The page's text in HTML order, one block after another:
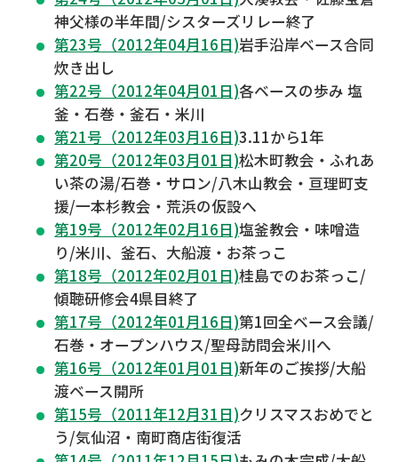
神父様の半年間/シスターズリレー終了
第23号（2012年04月16日)岩手沿岸ベース合同
炊き出し
第22号（2012年04月01日)各ベースの歩み 塩
釜・石巻・釜石・米川
第21号（2012年03月16日)3.11から1年
第20号（2012年03月01日)松木町教会・ふれあ
い茶の湯/石巻・サロン/八木山教会・亘理町支
援/一本杉教会・荒浜の仮設へ
第19号（2012年02月16日)塩釜教会・味噌造
り/米川、釜石、大船渡・お茶っこ
第18号（2012年02月01日)桂島でのお茶っこ/
傾聴研修会4県目終了
第17号（2012年01月16日)第1回全ベース会議/
石巻・オープンハウス/聖母訪問会米川へ
第16号（2012年01月01日)新年のご挨拶/大船
渡ベース開所
第15号（2011年12月31日)クリスマスおめでと
う/気仙沼・南町商店街復活